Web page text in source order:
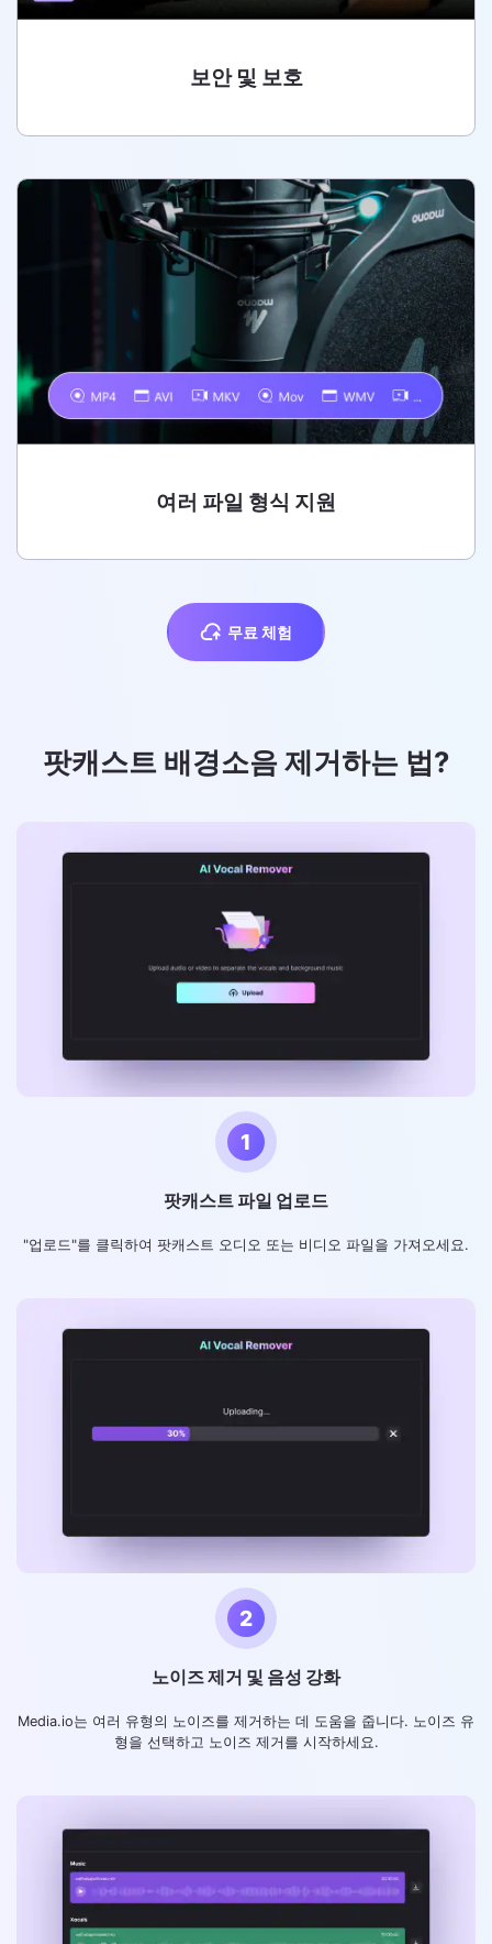
보안 및 보호
보안 및 보호
당사는 개인 정보를 중요하게 생각합니다. 업로드한 오디오
파일들은 업로드 24시간 후 자동으로 삭제되므로 개인 정보
보호 문제에 대해 걱정할 필요가 없습니다.
무료 체험
여러 파일 형식 지원
MOV, VOB, MTS 및 다른 파일을 언제 어디서든 어떤 기기에
서든 작업할 수 있습니다.
무료 체험
팟캐스트 배경소음 제거하는 법?
1
팟캐스트 파일 업로드
"업로드"를 클릭하여 팟캐스트 오디오 또는 비디오 파일을 가져오세요.
2
노이즈 제거 및 음성 강화
Media.io는 여러 유형의 노이즈를 제거하는 데 도움을 줍니다. 노이즈 유
형을 선택하고 노이즈 제거를 시작하세요.